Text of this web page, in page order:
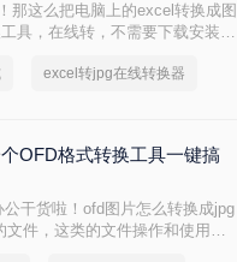
那这么把电脑上的excel转换成图
具，在线转，不需要下载安装
excel转jpg在线转换器
OFD格式转换工具一键搞
干货啦！ofd图片怎么转换成jpg
件，这类的文件操作和使用起